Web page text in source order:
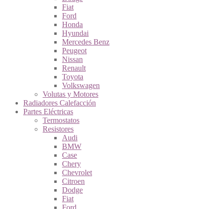
Fiat
Ford
Honda
Hyundai
Mercedes Benz
Peugeot
Nissan
Renault
Toyota
Volkswagen
Volutas y Motores
Radiadores Calefacción
Partes Eléctricas
Termostatos
Resistores
Audi
BMW
Case
Chery
Chevrolet
Citroen
Dodge
Fiat
Ford